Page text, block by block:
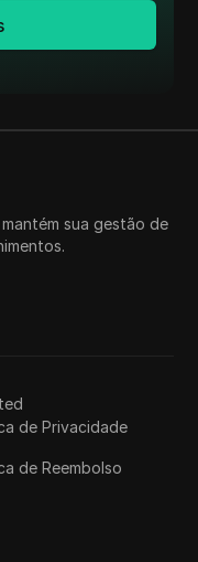
sua gestão de
de Privacidade
de Reembolso